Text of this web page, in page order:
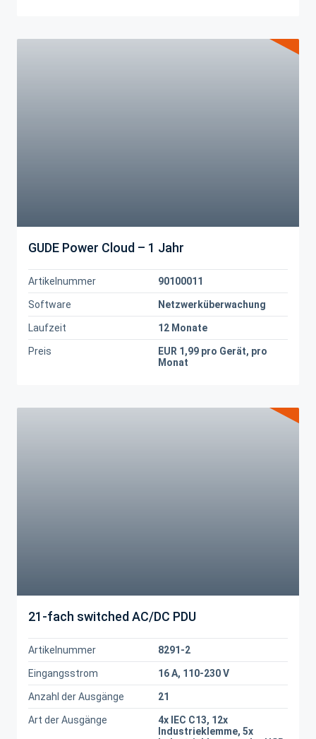
GUDE Power Cloud – 1 Jahr
Artikelnummer 90100011
Software Netzwerküberwachung
Laufzeit 12 Monate
Preis
EUR 1,99 pro Gerät, pro
Monat
21-fach switched AC/DC PDU
Artikelnummer 8291-2
Eingangsstrom 16 A, 110-230 V
Anzahl der Ausgänge 21
Art der Ausgänge
4x IEC C13, 12x
Industrieklemme, 5x